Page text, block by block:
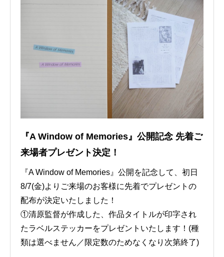
『A Window of Memories』公開記念 先着ご
来場者プレゼント決定！
『A Window of Memories』公開を記念して、初日
8/7(金)よりご来場のお客様に先着でプレゼントの
配布が決定いたしました！
①清原監督が作成した、作品タイトルが印字され
たラベルステッカーをプレゼントいたします！(種
類は選べません／限定数のためなくなり次第終了)